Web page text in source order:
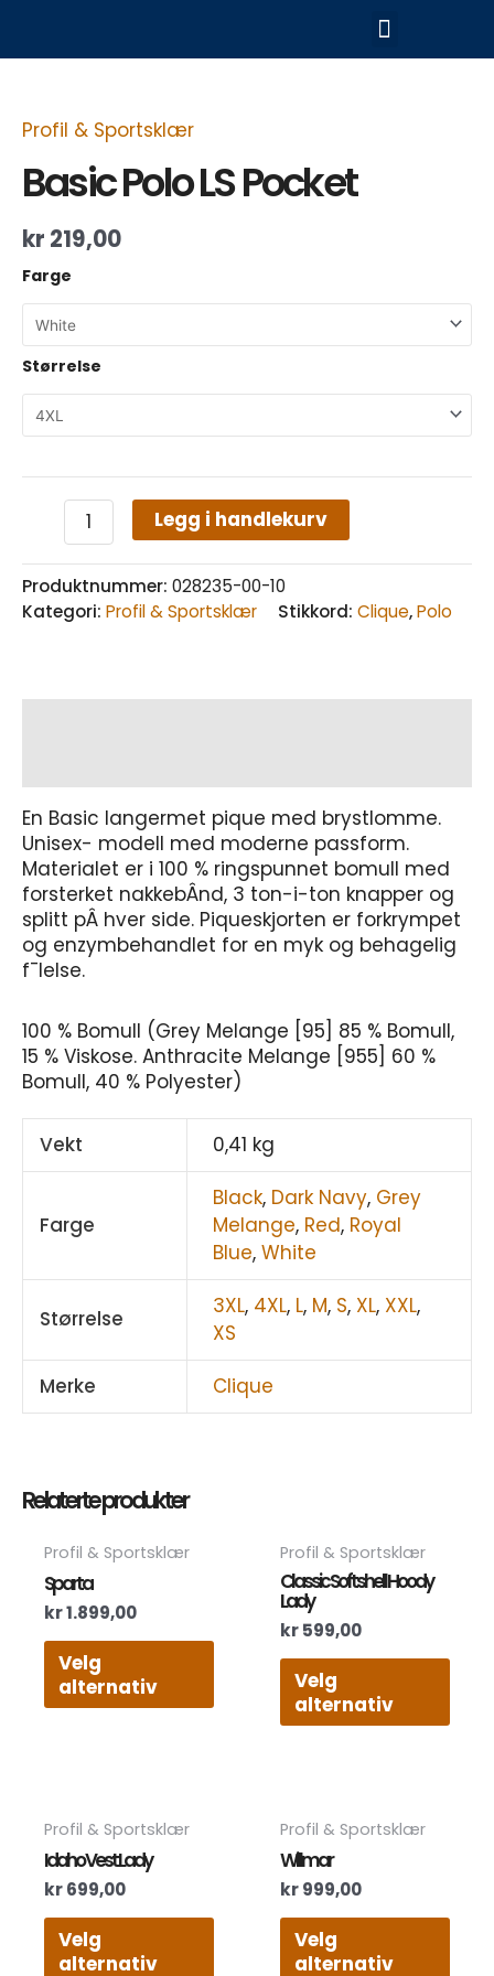
til
Meny
Profil & Sportsklær
Basic Polo LS Pocket
kr 219,00
Farge
Størrelse
Pocket
Legg i handlekurv
Produktnummer: 028235-00-10
Kategori: Profil & Sportsklær Stikkord: Clique,Polo
En Basic langermet pique med brystlomme.
Unisex- modell med moderne passform.
Materialet er i 100 % ringspunnet bomull med
forsterket nakkebÂnd, 3 ton-i-ton knapper og
splitt pÂ hver side. Piqueskjorten er forkrympet
og enzymbehandlet for en myk og behagelig
f¯lelse.
100 % Bomull (Grey Melange [95] 85 % Bomull,
15 % Viskose. Anthracite Melange [955] 60 %
Bomull, 40 % Polyester)
Vekt 0,41 kg
Farge
Black, Dark Navy, Grey
Melange, Red, Royal
Blue, White
Størrelse 3XL, 4XL, L, M, S, XL, XXL,
XS
Merke
Clique
Relaterte produkter
Profil & Sportsklær
Sparta
kr1.899,00
Velg
alternativ
produktet
varianter.
Alternativene
velges
Profil & Sportsklær
Classic Softshell Hoody
Lady
kr599,00
Velg
alternativ
Profil & Sportsklær
Idaho Vest Lady
kr699,00
Velg
alternativ
produktet
varianter.
Alternativene
Profil & Sportsklær
Willmar
kr999,00
Velg
alternativ